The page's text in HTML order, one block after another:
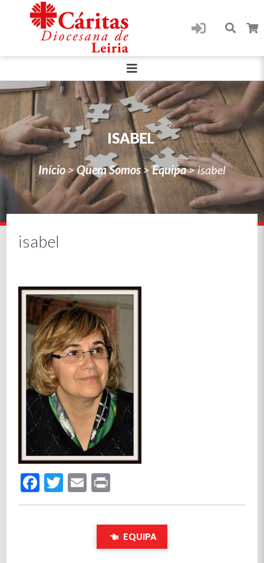
ISABEL
Início >Quem Somos> Equipa>isabel
isabel
Facebook
Twitter
Email
EQUIPA